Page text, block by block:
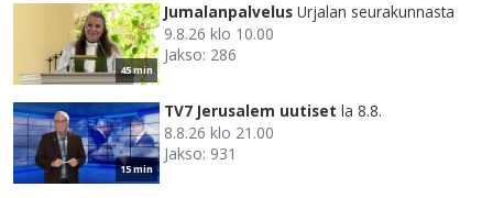
45 min
Jumalanpalvelus Urjalan seurakunnasta
9.8.26 klo 10.00
Jakso: 286
15 min
TV7 Jerusalem uutiset la 8.8.
8.8.26 klo 21.00
Jakso: 931